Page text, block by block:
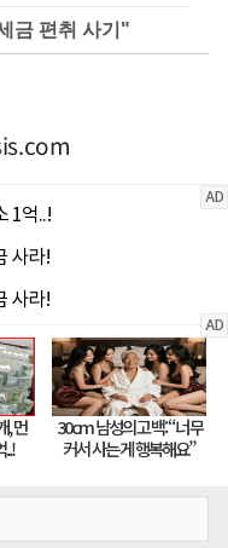
금 편취 사기"